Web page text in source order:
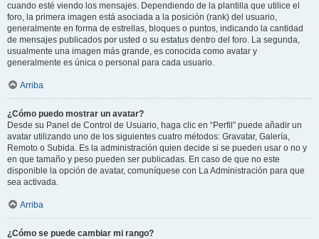
cuando esté viendo los mensajes. Dependiendo de la plantilla que utilice el
foro, la primera imagen está asociada a la posición (rank) del usuario,
generalmente en forma de estrellas, bloques o puntos, indicando la cantidad
de mensajes publicados por usted o su estatus dentro del foro. La segunda,
usualmente una imagen más grande, es conocida como avatar y
generalmente es única o personal para cada usuario.
Arriba
¿Cómo puedo mostrar un avatar?
Desde su Panel de Control de Usuario, haga clic en “Perfil” puede añadir un
avatar utilizando uno de los siguientes cuatro métodos: Gravatar, Galería,
Remoto o Subida. Es la administración quien decide si se pueden usar o no y
en que tamaño y peso pueden ser publicadas. En caso de que no este
disponible la opción de avatar, comuníquese con La Administración para que
sea activada.
Arriba
¿Cómo se puede cambiar mi rango?